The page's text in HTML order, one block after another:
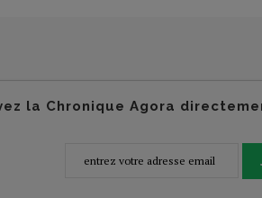
la Chronique Agora